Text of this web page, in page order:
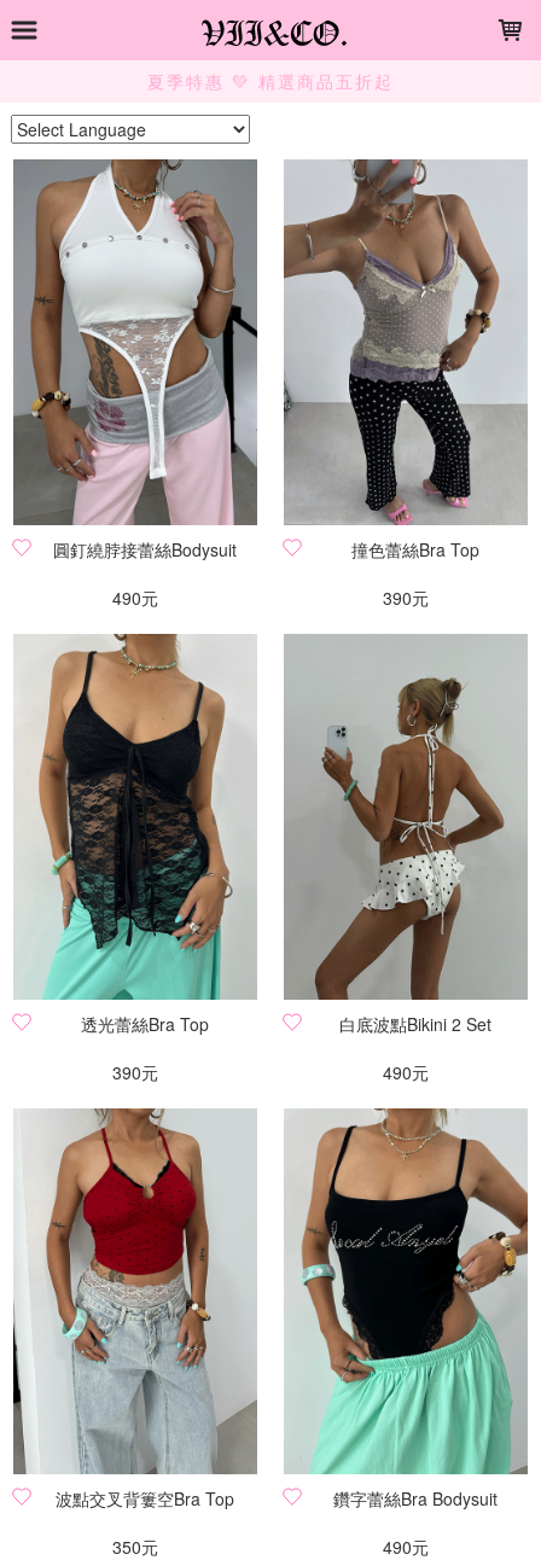
Powered by Translate
夏季特惠 💚 精選商品五折起
上架時間 銷售件數
樣式尺寸篩選
全部樣式 白 灰
紅
卡
杏 綠
藍
全部尺寸 S L
A
C D
現貨商品
篩選
圓釘繞脖接蕾絲Bodysuit
490元
撞色蕾絲Bra Top
390元
透光蕾絲Bra Top
390元
白底波點Bikini 2 Set
490元
波點交叉背簍空Bra Top
350元
鑽字蕾絲Bra Bodysuit
490元